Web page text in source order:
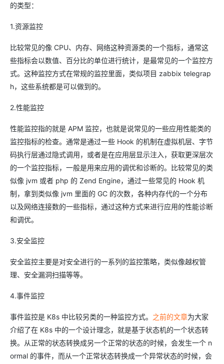
的类型：
1.资源监控
比较常见的像 CPU、内存、网络这种资源类的一个指标，通常这
些指标会以数值、百分比的单位进行统计，是最常见的一个监控方
式。这种监控方式在常规的监控里面，类似项目 zabbix telegrap
h，这些系统都是可以做到的。
2.性能监控
性能监控指的就是 APM 监控，也就是说常见的一些应用性能类的
监控指标的检查。通常是通过一些 Hook 的机制在虚拟机层、字节
码执行层通过隐式调用，或者是在应用层显示注入，获取更深层次
的一个监控指标，一般是用来应用的调优和诊断的。比较常见的类
似像 jvm 或者 php 的 Zend Engine，通过一些常见的 Hook 机
制，拿到类似像 jvm 里面的 GC 的次数，各种内存代的一个分布
以及网络连接数的一些指标，通过这种方式来进行应用的性能诊断
和调优。
3.安全监控
安全监控主要是对安全进行的一系列的监控策略，类似像越权管
理、安全漏洞扫描等等。
4.事件监控
事件监控是 K8s 中比较另类的一种监控方式。 之前的文章为大家
介绍了在 K8s 中的一个设计理念，就是基于状态机的一个状态转
换。从正常的状态转换成另一个正常的状态的时候，会发生一个 n
ormal 的事件，而从一个正常状态转换成一个异常状态的时候，会